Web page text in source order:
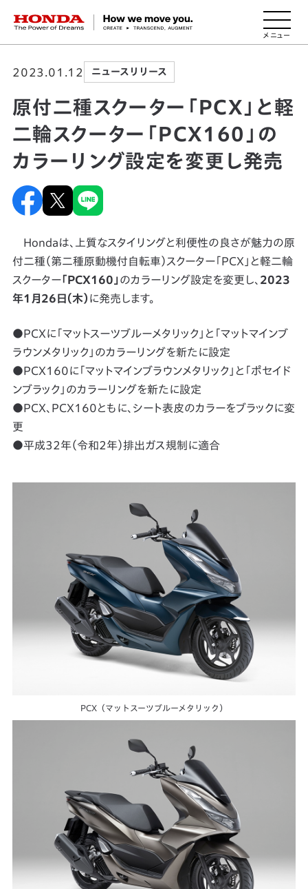
HONDA The Power of Dreams
2023.01.12 ニュースリリース
原付二種スクーター「PCX」と軽
二輪スクーター「PCX160」の
カラーリング設定を変更し発売
Hondaは、上質なスタイリングと利便性の良さが魅力の原
付二種（第二種原動機付自転車）スクーター「PCX」と軽二輪
スクーター「PCX160」のカラーリング設定を変更し、 2023
年1月26日（木） に発売します。
●PCXに「マットスーツブルーメタリック」と「マットマインブ
ラウンメタリック」のカラーリングを新たに設定
●PCX160に「マットマインブラウンメタリック」と「ポセイド
ンブラック」のカラーリングを新たに設定
●PCX、PCX160ともに、シート表皮のカラーをブラックに変
更
●平成32年（令和2年）排出ガス規制に適合
PCX（マットスーツブルーメタリック）